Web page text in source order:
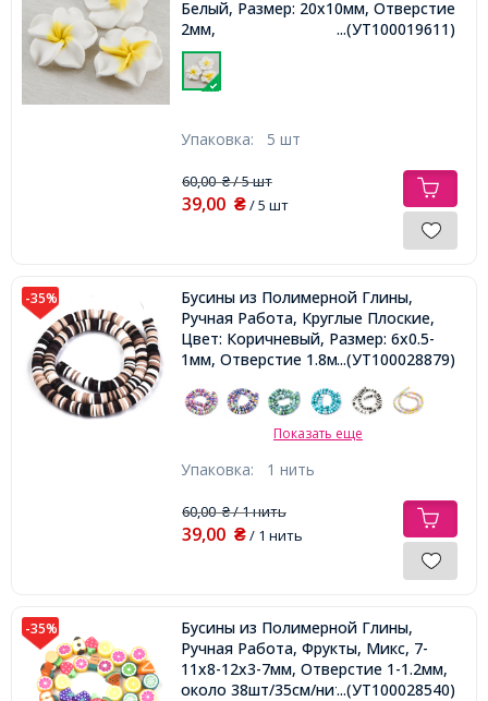
Белый, Размер: 20х10мм, Отверстие
2мм,
...(УТ100019611)
Упаковка: 5 шт
60,00₴/ 5 шт
39,00 ₴/ 5 шт
-35%
Бусины из Полимерной Глины,
Ручная Работа, Круглые Плоские,
Цвет: Коричневый, Размер: 6x0.5-
1мм, Отверстие 1.8мм, около
...(УТ100028879)
Показать еще
Упаковка: 1 нить
60,00₴/ 1 нить
39,00 ₴/ 1 нить
-35%
Бусины из Полимерной Глины,
Ручная Работа, Фрукты, Микс, 7-
11х8-12х3-7мм, Отверстие 1-1.2мм,
около 38шт/35см/нить,...(УТ100028540)